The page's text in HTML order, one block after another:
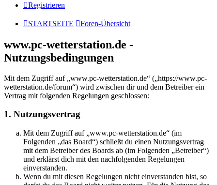
Registrieren
STARTSEITE Foren-Übersicht
www.pc-wetterstation.de -
Nutzungsbedingungen
Mit dem Zugriff auf „www.pc-wetterstation.de“ („https://www.pc-
wetterstation.de/forum“) wird zwischen dir und dem Betreiber ein
Vertrag mit folgenden Regelungen geschlossen:
1. Nutzungsvertrag
Mit dem Zugriff auf „www.pc-wetterstation.de“ (im
Folgenden „das Board“) schließt du einen Nutzungsvertrag
mit dem Betreiber des Boards ab (im Folgenden „Betreiber“)
und erklärst dich mit den nachfolgenden Regelungen
einverstanden.
Wenn du mit diesen Regelungen nicht einverstanden bist, so